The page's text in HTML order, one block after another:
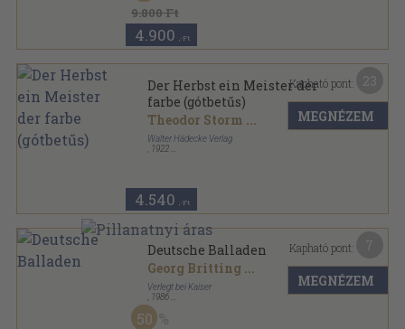
9.800 Ft
4.900 ,-Ft
Der Herbst ein Meister der
farbe (gótbetűs)
Theodor Storm ...
Walter Hädecke Verlag
1922
4.540 ,-Ft
Kapható pont:
MEGNÉZEM
Deutsche Balladen
Georg Britting ...
Verlegt bei Kaiser
1986
Fűzött kemény papírkötés
50
Kapható pont:
MEGNÉZEM